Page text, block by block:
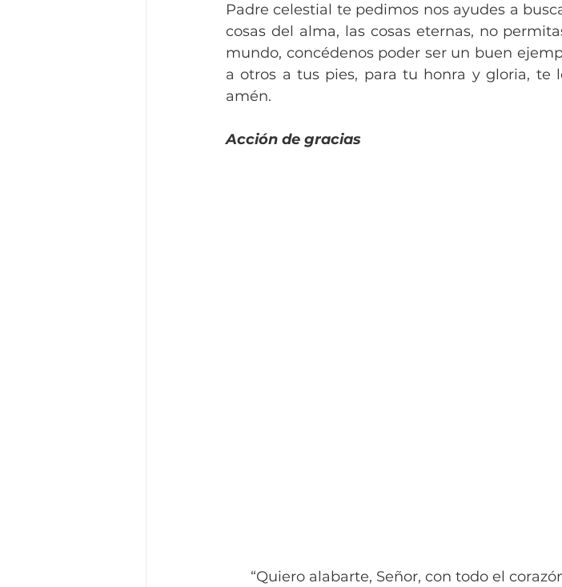
Padre celestial te pedimos nos ayudes a
cosas del alma, las cosas eternas, no
mundo, concédenos poder ser un buen
a otros a tus pies, para tu honra y gloria, te
amén.
Acción de gracias
“Quiero alabarte, Señor, con todo el